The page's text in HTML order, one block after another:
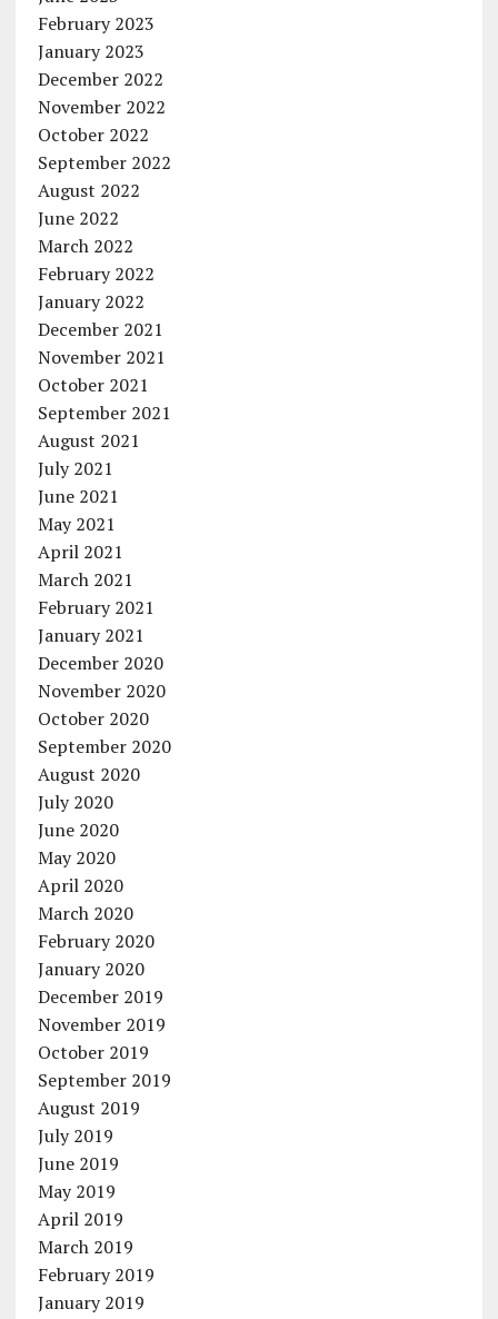
February 2023
January 2023
December 2022
November 2022
October 2022
September 2022
August 2022
June 2022
March 2022
February 2022
January 2022
December 2021
November 2021
October 2021
September 2021
August 2021
July 2021
June 2021
May 2021
April 2021
March 2021
February 2021
January 2021
December 2020
November 2020
October 2020
September 2020
August 2020
July 2020
June 2020
May 2020
April 2020
March 2020
February 2020
January 2020
December 2019
November 2019
October 2019
September 2019
August 2019
July 2019
June 2019
May 2019
April 2019
March 2019
February 2019
January 2019